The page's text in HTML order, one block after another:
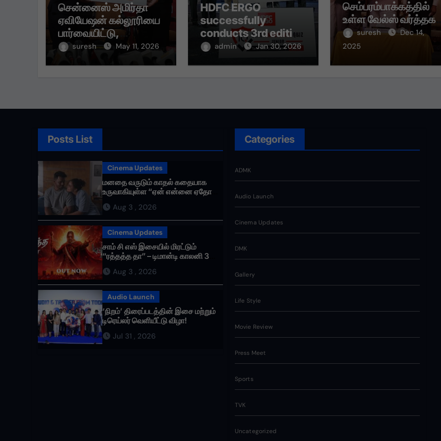
சென்னைஸ் அமிர்தா
ஏவியேஷன் கல்லூரியை
பார்வையிட்டு,
மாணவர்களுடன்
suresh May 11, 2026
HDFC ERGO
successfully
conducts 3rd edition
of State Insurance
admin Jan 30, 2026
செம்பரம்பாக்கத்தில்
உள்ள வேல்ஸ் வர்த்தக
மையத்தை
நிதியமைச்சர் திரு.
கமல் ஹாசன்
suresh
Dec 14,
2025
Posts List
Cinema Updates
மனதை வருடும் காதல் கதையாக
உருவாகியுள்ள “ஏன் என்னை ஏதோ
Aug 3 , 2026
Cinema Updates
சாம் சி எஸ் இசையில் மிரட்டும்
“ரத்தத்த தா” – டிமான்டி காலனி 3
வருகிறது!
Aug 3 , 2026
Audio Launch
‘நிறம்’ திரைப்படத்தின் இசை மற்றும்
டிரெய்லர் வெளியீட்டு விழா!
Jul 31 , 2026
Categories
ADMK
Audio Launch
Cinema Updates
DMK
Gallery
Life Style
Movie Review
Press Meet
Sports
TVK
Uncategorized